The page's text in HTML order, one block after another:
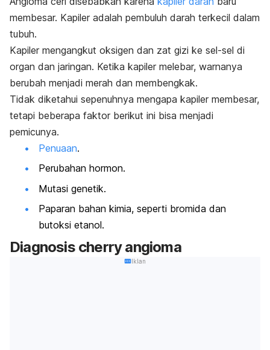
membesar. Kapiler adalah pembuluh darah terkecil dalam
tubuh.
Kapiler mengangkut oksigen dan zat gizi ke sel-sel di
organ dan jaringan. Ketika kapiler melebar, warnanya
berubah menjadi merah dan membengkak.
Tidak diketahui sepenuhnya mengapa kapiler membesar,
tetapi beberapa faktor berikut ini bisa menjadi
pemicunya.
Penuaan.
Perubahan hormon.
Mutasi genetik.
Paparan bahan kimia, seperti bromida dan
butoksi etanol.
Diagnosis cherry angioma
Iklan